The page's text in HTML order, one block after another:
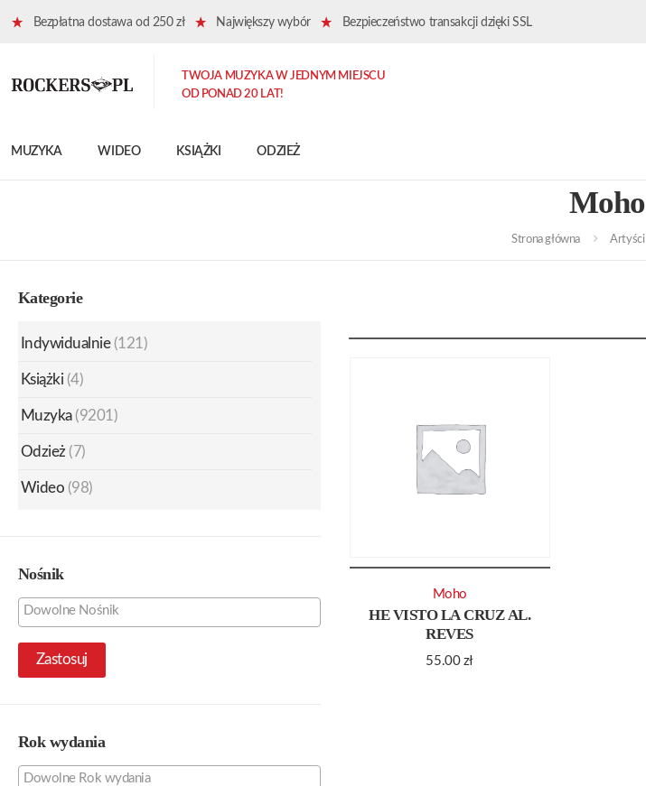
Bezpłatna dostawa od 250 zł Największy wybór Bezpieczeństwo transakcji dzięki SSL
MUZYKA WIDEO KSIĄŻKI ODZIEŻ
TWOJA MUZYKA W JEDNYM MIEJSCU
OD PONAD 20 LAT!
Moho
Strona główna Artyści
HE VISTO LA CRUZ AL.
REVES
55.00 zł
Moho
Kategorie
Indywidualnie (121)
Książki (4)
Muzyka (9201)
Odzież (7)
Wideo (98)
Nośnik
Zastosuj
Rok wydania